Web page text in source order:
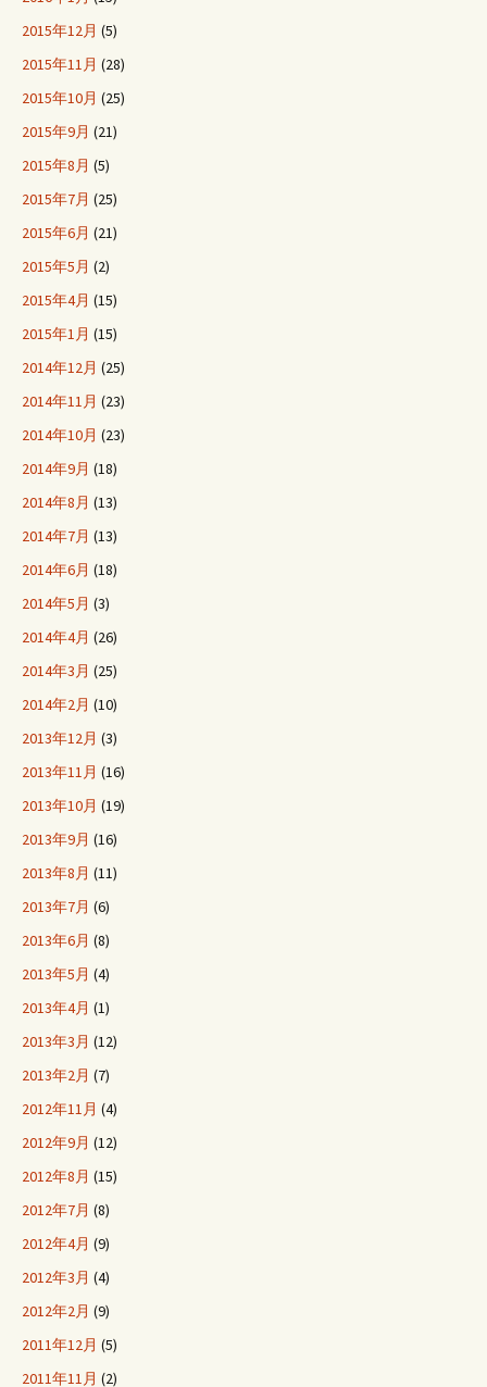
2015年12月 (5)
2015年11月 (28)
2015年10月 (25)
2015年9月 (21)
2015年8月 (5)
2015年7月 (25)
2015年6月 (21)
2015年5月 (2)
2015年4月 (15)
2015年1月 (15)
2014年12月 (25)
2014年11月 (23)
2014年10月 (23)
2014年9月 (18)
2014年8月 (13)
2014年7月 (13)
2014年6月 (18)
2014年5月 (3)
2014年4月 (26)
2014年3月 (25)
2014年2月 (10)
2013年12月 (3)
2013年11月 (16)
2013年10月 (19)
2013年9月 (16)
2013年8月 (11)
2013年7月 (6)
2013年6月 (8)
2013年5月 (4)
2013年4月 (1)
2013年3月 (12)
2013年2月 (7)
2012年11月 (4)
2012年9月 (12)
2012年8月 (15)
2012年7月 (8)
2012年4月 (9)
2012年3月 (4)
2012年2月 (9)
2011年12月 (5)
2011年11月 (2)